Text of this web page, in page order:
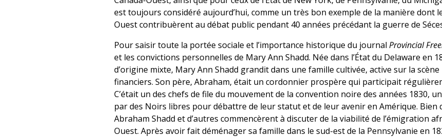
est toujours considéré aujourd’hui, comme un très bon exemple de la manière dont
Ouest contribuèrent au débat public pendant 40 années précédant la guerre de
Pour saisir toute la portée sociale et l’importance historique du journal Provincial
et les convictions personnelles de Mary Ann Shadd. Née dans l’État du Delaware en
d’origine mixte, Mary Ann Shadd grandit dans une famille cultivée, active sur la
financiers. Son père, Abraham, était un cordonnier prospère qui participait
C’était un des chefs de file du mouvement de la convention noire des années 1830,
par des Noirs libres pour débattre de leur statut et de leur avenir en Amérique. Bien
Abraham Shadd et d’autres commencèrent à discuter de la viabilité de l’émigration
Ouest. Après avoir fait déménager sa famille dans le sud-est de la Pennsylvanie en